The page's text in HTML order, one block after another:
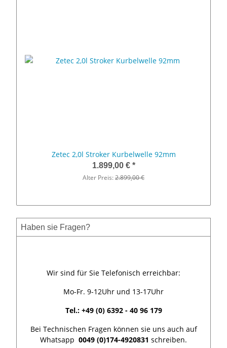
Zetec 2,0l Stroker Kurbelwelle 92mm
1.899,00 € *
Alter Preis:2.899,00 €
Haben sie Fragen?
Wir sind für Sie Telefonisch erreichbar:
Mo-Fr. 9-12Uhr und 13-17Uhr
Tel.: +49 (0) 6392 - 40 96 179
Bei Technischen Fragen können sie uns auch auf
Whatsapp 0049 (0)174-4920831 schreiben.